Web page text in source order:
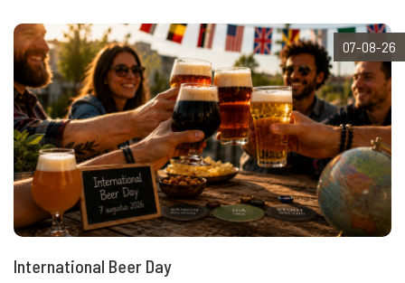
07-08-26
International Beer Day